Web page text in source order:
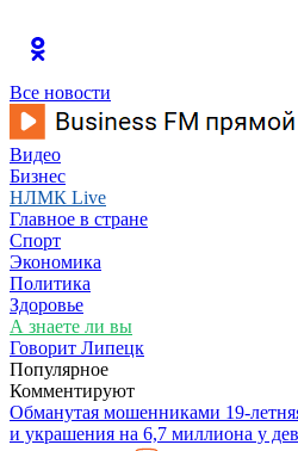
Все новости
Видео
Бизнес
НЛМК Live
Главное в стране
Спорт
Экономика
Политика
Здоровье
А знаете ли вы
Говорит Липецк
Популярное
Комментируют
Обманутая мошенниками 19-
и украшения на 6,7 миллиона у